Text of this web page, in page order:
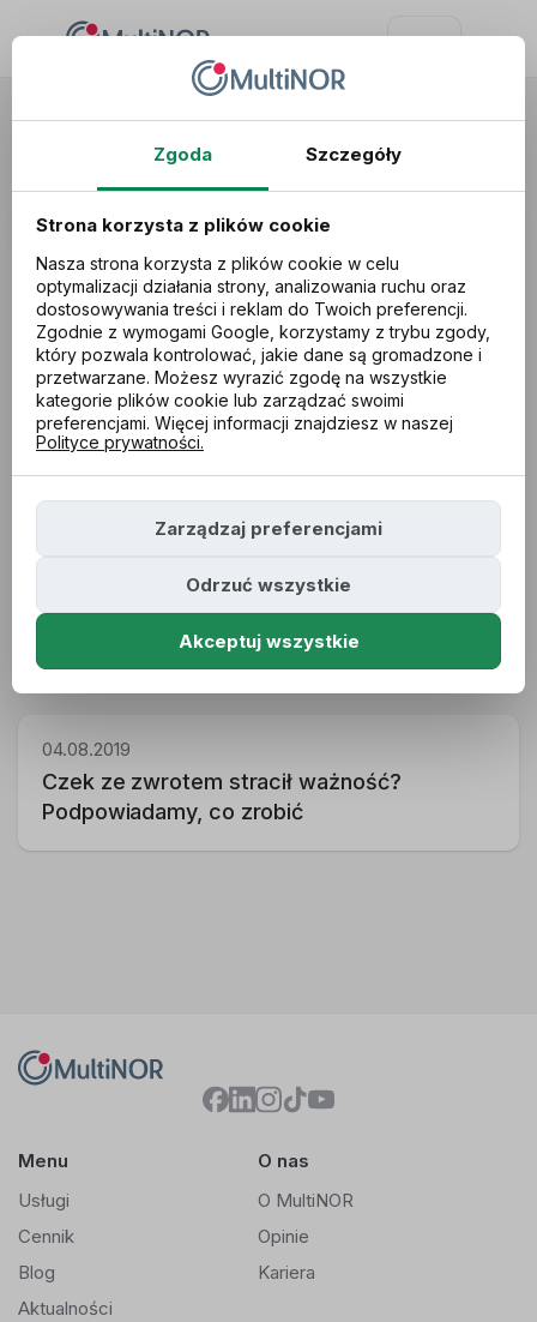
Kategoria:
07.09.2022
Większość otrzymało już wynik rozliczenia
podatkowego. A Ty?
04.08.2019
Czek ze zwrotem stracił ważność?
Podpowiadamy, co zrobić
Menu
Usługi
Cennik
Blog
Aktualności
O nas
O MultiNOR
Opinie
Kariera
Zgoda Szczegóły
Strona korzysta z plików cookie
Nasza strona korzysta z plików cookie w celu
optymalizacji działania strony, analizowania ruchu oraz
dostosowywania treści i reklam do Twoich preferencji.
Zgodnie z wymogami Google, korzystamy z trybu zgody,
który pozwala kontrolować, jakie dane są gromadzone i
przetwarzane. Możesz wyrazić zgodę na wszystkie
kategorie plików cookie lub zarządzać swoimi
preferencjami. Więcej informacji znajdziesz w naszej
Polityce prywatności.
Zarządzaj preferencjami
Odrzuć wszystkie
Akceptuj wszystkie